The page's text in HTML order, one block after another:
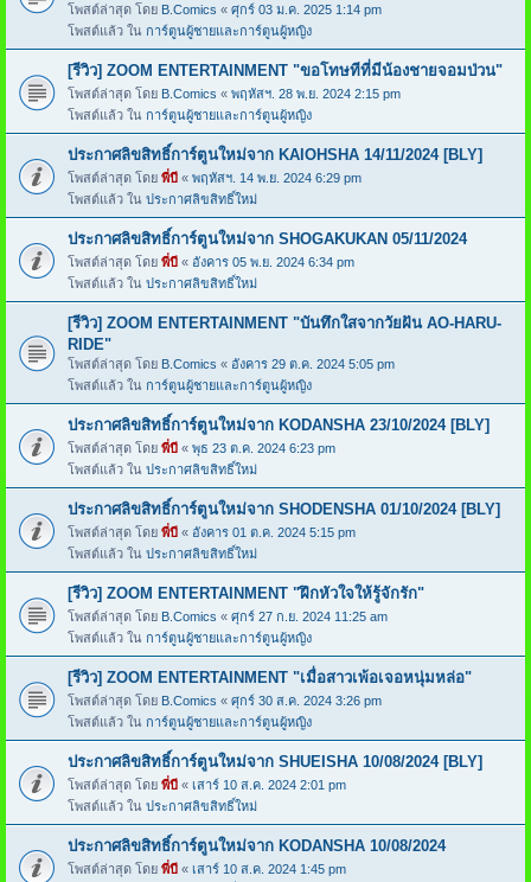
โพสต์ล่าสุด โดย B.Comics « ศุกร์ 03 ม.ค. 2025 1:14 pm
โพสต์แล้ว ใน การ์ตูนผู้ชายและการ์ตูนผู้หญิง
[รีวิว] ZOOM ENTERTAINMENT "ขอโทษทีที่มีน้องชายจอมป่วน"
โพสต์ล่าสุด โดย B.Comics « พฤหัสฯ. 28 พ.ย. 2024 2:15 pm
โพสต์แล้ว ใน การ์ตูนผู้ชายและการ์ตูนผู้หญิง
ประกาศลิขสิทธิ์การ์ตูนใหม่จาก KAIOHSHA 14/11/2024 [BLY]
โพสต์ล่าสุด โดย พี่บี « พฤหัสฯ. 14 พ.ย. 2024 6:29 pm
โพสต์แล้ว ใน ประกาศลิขสิทธิ์ใหม่
ประกาศลิขสิทธิ์การ์ตูนใหม่จาก SHOGAKUKAN 05/11/2024
โพสต์ล่าสุด โดย พี่บี « อังคาร 05 พ.ย. 2024 6:34 pm
โพสต์แล้ว ใน ประกาศลิขสิทธิ์ใหม่
[รีวิว] ZOOM ENTERTAINMENT "บันทึกใสจากวัยฝัน AO-HARU-
RIDE"
โพสต์ล่าสุด โดย B.Comics « อังคาร 29 ต.ค. 2024 5:05 pm
โพสต์แล้ว ใน การ์ตูนผู้ชายและการ์ตูนผู้หญิง
ประกาศลิขสิทธิ์การ์ตูนใหม่จาก KODANSHA 23/10/2024 [BLY]
โพสต์ล่าสุด โดย พี่บี « พุธ 23 ต.ค. 2024 6:23 pm
โพสต์แล้ว ใน ประกาศลิขสิทธิ์ใหม่
ประกาศลิขสิทธิ์การ์ตูนใหม่จาก SHODENSHA 01/10/2024 [BLY]
โพสต์ล่าสุด โดย พี่บี « อังคาร 01 ต.ค. 2024 5:15 pm
โพสต์แล้ว ใน ประกาศลิขสิทธิ์ใหม่
[รีวิว] ZOOM ENTERTAINMENT "ฝึกหัวใจให้รู้จักรัก"
โพสต์ล่าสุด โดย B.Comics « ศุกร์ 27 ก.ย. 2024 11:25 am
โพสต์แล้ว ใน การ์ตูนผู้ชายและการ์ตูนผู้หญิง
[รีวิว] ZOOM ENTERTAINMENT "เมื่อสาวเพ้อเจอหนุ่มหล่อ"
โพสต์ล่าสุด โดย B.Comics « ศุกร์ 30 ส.ค. 2024 3:26 pm
โพสต์แล้ว ใน การ์ตูนผู้ชายและการ์ตูนผู้หญิง
ประกาศลิขสิทธิ์การ์ตูนใหม่จาก SHUEISHA 10/08/2024 [BLY]
โพสต์ล่าสุด โดย พี่บี « เสาร์ 10 ส.ค. 2024 2:01 pm
โพสต์แล้ว ใน ประกาศลิขสิทธิ์ใหม่
ประกาศลิขสิทธิ์การ์ตูนใหม่จาก KODANSHA 10/08/2024
โพสต์ล่าสุด โดย พี่บี « เสาร์ 10 ส.ค. 2024 1:45 pm